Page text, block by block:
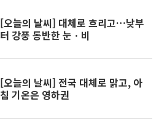
[오늘의 날씨] 대체로 흐리고…낮부
터 강풍 동반한 눈ㆍ비
[오늘의 날씨] 전국 대체로 맑고, 아
침 기온은 영하권